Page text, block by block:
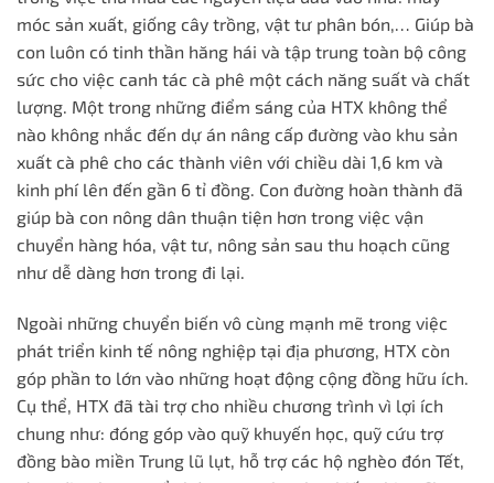
móc sản xuất, giống cây trồng, vật tư phân bón,… Giúp bà
con luôn có tinh thần hăng hái và tập trung toàn bộ công
sức cho việc canh tác cà phê một cách năng suất và chất
lượng. Một trong những điểm sáng của HTX không thể
nào không nhắc đến dự án nâng cấp đường vào khu sản
xuất cà phê cho các thành viên với chiều dài 1,6 km và
kinh phí lên đến gần 6 tỉ đồng. Con đường hoàn thành đã
giúp bà con nông dân thuận tiện hơn trong việc vận
chuyển hàng hóa, vật tư, nông sản sau thu hoạch cũng
như dễ dàng hơn trong đi lại.
Ngoài những chuyển biến vô cùng mạnh mẽ trong việc
phát triển kinh tế nông nghiệp tại địa phương, HTX còn
góp phần to lớn vào những hoạt động cộng đồng hữu ích.
Cụ thể, HTX đã tài trợ cho nhiều chương trình vì lợi ích
chung như: đóng góp vào quỹ khuyến học, quỹ cứu trợ
đồng bào miền Trung lũ lụt, hỗ trợ các hộ nghèo đón Tết,